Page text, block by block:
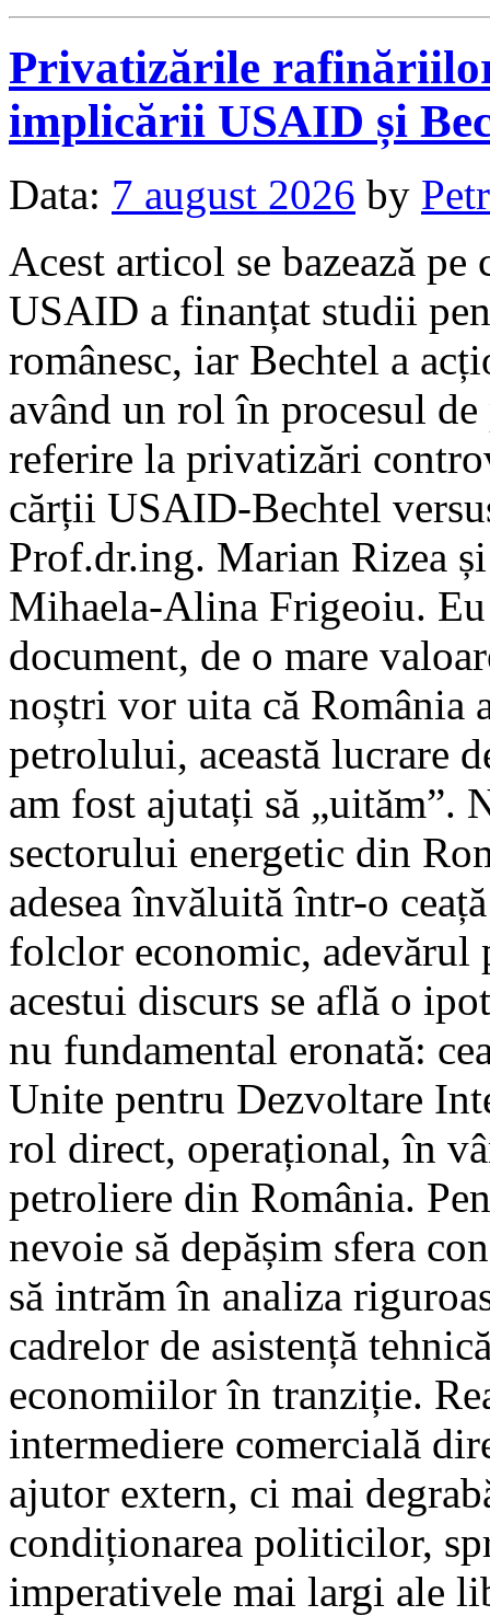
Privatizările
implicării USAID și
Data: 7 august 2026 by
Acest articol se bazează
USAID a finanțat studii
românesc, iar Bechtel a
având un rol în procesul de
referire la privatizări
cărții USAID-Bechtel
Prof.dr.ing. Marian Rizea
Mihaela-Alina Frigeoiu. Eu
document, de o mare
noștri vor uita că România
petrolului, această lucrare
am fost ajutați să
sectorului energetic din
adesea învăluită într-o
folclor economic,
acestui discurs se află o
nu fundamental eronată:
Unite pentru Dezvoltare
rol direct, operațional, în
petroliere din România.
nevoie să depășim sfera
să intrăm în analiza
cadrelor de asistență
economiilor în tranziție.
intermediere comercială
ajutor extern, ci mai
condiționarea politicilor,
imperativele mai largi ale